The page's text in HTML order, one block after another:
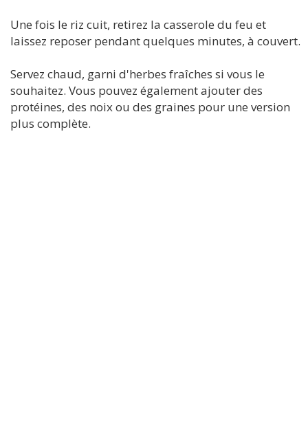
Une fois le riz cuit, retirez la casserole du feu et
laissez reposer pendant quelques minutes, à couvert.
Servez chaud, garni d'herbes fraîches si vous le
souhaitez. Vous pouvez également ajouter des
protéines, des noix ou des graines pour une version
plus complète.